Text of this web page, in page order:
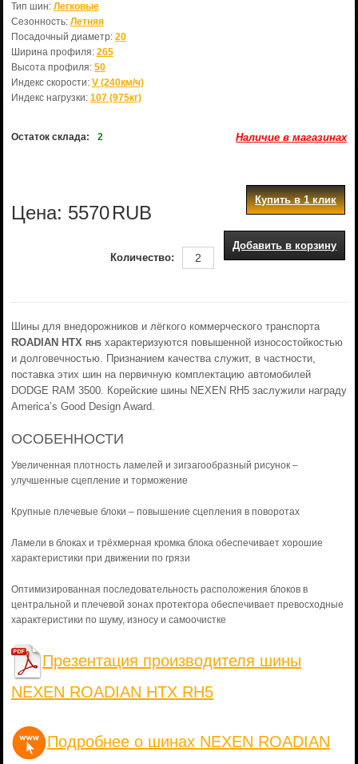
Тип шин: Легковые
Сезонность: Летняя
Посадочный диаметр: 20
Ширина профиля: 265
Высота профиля: 50
Индекс скорости: V (240км/ч)
Индекс нагрузки: 107 (975кг)
Остаток склада: 2 Наличие в магазинах
Цена: 5570RUB
Купить в 1 клик
Добавить в корзину
Количество:
Шины для внедорожников и лёгкого коммерческого транспорта
ROADIAN HTX RH5характеризуются повышенной износостойкостью
и долговечностью. Признанием качества служит, в частности,
поставка этих шин на первичную комплектацию автомобилей
DODGE RAM 3500. Корейские шины NEXEN RH5 заслужили награду
America’s Good Design Award.
ОСОБЕННОСТИ
Увеличенная плотность ламелей и зигзагообразный рисунок –
улучшенные сцепление и торможение
Крупные плечевые блоки – повышение сцепления в поворотах
Ламели в блоках и трёхмерная кромка блока обеспечивает хорошие
характеристики при движении по грязи
Оптимизированная последовательность расположения блоков в
центральной и плечевой зонах протектора обеспечивает превосходные
характеристики по шуму, износу и самоочистке
Презентация производителя шины
NEXEN ROADIAN HTX RH5
Подробнее о шинах NEXEN ROADIAN